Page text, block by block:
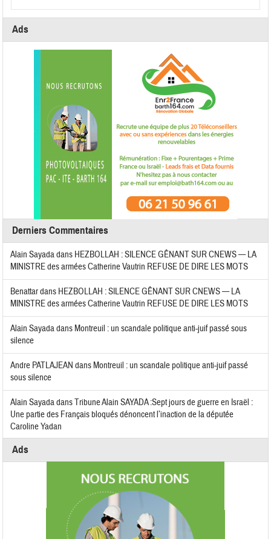
Ads
Derniers Commentaires
Alain Sayadadans HEZBOLLAH : SILENCE GÊNANT SUR CNEWS — LA
MINISTRE des armées Catherine Vautrin REFUSE DE DIRE LES MOTS
Benattardans HEZBOLLAH : SILENCE GÊNANT SUR CNEWS — LA
MINISTRE des armées Catherine Vautrin REFUSE DE DIRE LES MOTS
Alain Sayadadans Montreuil : un scandale politique anti-juif passé sous
silence
Andre PATLAJEAN dans Montreuil : un scandale politique anti-juif passé
sous silence
Alain SayadadansTribune Alain SAYADA :Sept jours de guerre en Israël :
Une partie des Français bloqués dénoncent l’inaction de la députée
Caroline Yadan
Ads